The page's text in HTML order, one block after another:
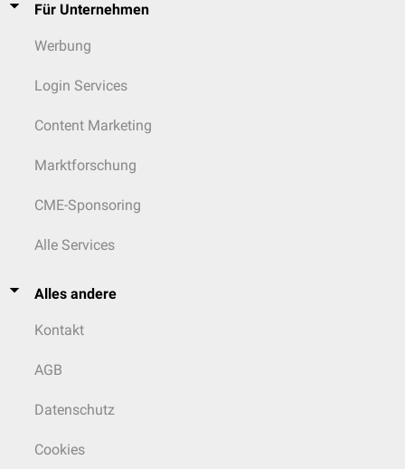
Für Unternehmen
Werbung
Login Services
Content Marketing
Marktforschung
CME-Sponsoring
Alle Services
Alles andere
Kontakt
AGB
Datenschutz
Cookies